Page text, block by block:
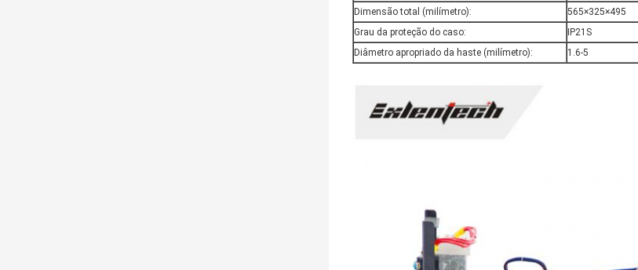
Dimensão total (milímetro):
565×325×495
Grau da proteção do caso:
IP21S
Diâmetro apropriado da haste (milímetro):
1.6-5